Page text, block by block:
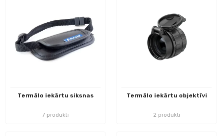
Termālo iekārtu siksnas
7 produkti
Termālo iekārtu objektīvi
2 produkti